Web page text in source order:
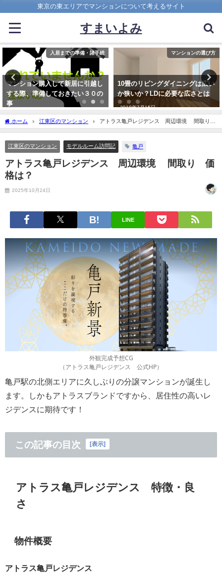
東京の東エリアでマンションについて考えるサイト
すまいよみ
マンションの選び方
10畳のリビングダイニングは広い
か狭いか？LDに必要な広さとは
2018年7月15日
売買（予算・買い替え・売却）
買い替え時、既存の住宅ローン残
債を見ずに、借入（Ｗローン）可
能な金融機関
ホーム 江東区のマンション
アトラス亀戸レジデンス 周辺環境 間取り
価格は？
江東区のマンション モデルルーム訪問記 亀戸
アトラス亀戸レジデンス 周辺環境 間取り 価
格は？
2025年10月24日
LINE
外観完成予想CG
（アトラス亀戸レジデンス 公式HP）
亀戸駅の北側エリアに久しぶりの分譲マンションが誕生し
ます。しかもアトラスブランドですから、居住性の高いレ
ジデンスに期待です！
この記事の目次 表示
アトラス亀戸レジデンス 特徴・良
さ
物件概要
アトラス亀戸レジデンス